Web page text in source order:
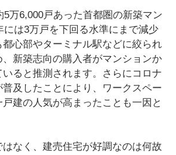
5万6,000戸あった首都圏の新築マン
には3万戸を下回る水準にまで減少
都心部やターミナル駅などに絞られ
、新築志向の購入者がマンションか
いると推測されます。さらにコロナ
及したことにより、ワークスペー
建の人気が高まったことも一因と
なく、建売住宅が好調なのは何故